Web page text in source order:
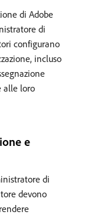
di Adobe
di
configurano
incluso
alle loro
e
di
devono